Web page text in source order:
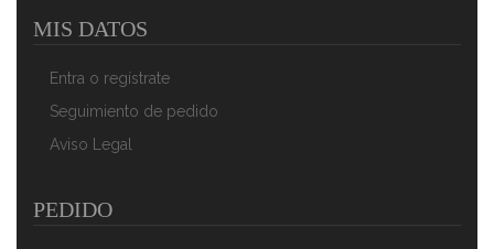
Lavable, Forro Polar Perla, 120W
85,90 €
MIS DATOS
Entra o regístrate
Seguimiento de pedido
Aviso Legal
PEDIDO